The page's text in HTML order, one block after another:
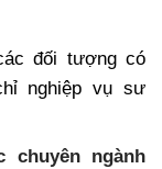
đối tượng có
nghiệp vụ sư
ngành